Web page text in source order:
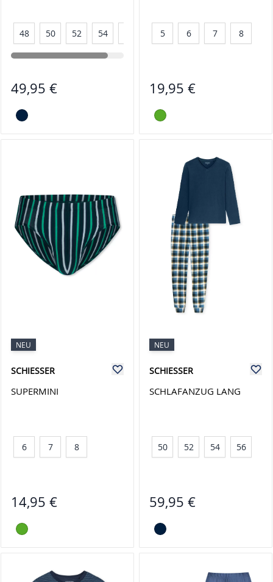
48 50 52 54
49,95 €
5 6 7 8
19,95 €
NEU
SCHIESSER
SUPERMINI
6 7 8
14,95 €
NEU
SCHIESSER
SCHLAFANZUG LANG
50 52 54 56
59,95 €